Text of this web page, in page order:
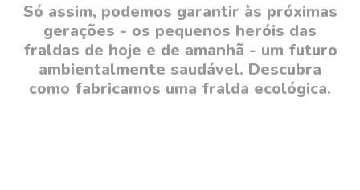
Só assim, podemos garantir às próximas
gerações - os pequenos heróis das
fraldas de hoje e de amanhã - um futuro
ambientalmente saudável. Descubra
como fabricamos uma fralda ecológica.